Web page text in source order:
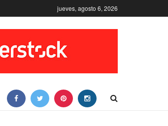
jueves, agosto 6, 2026